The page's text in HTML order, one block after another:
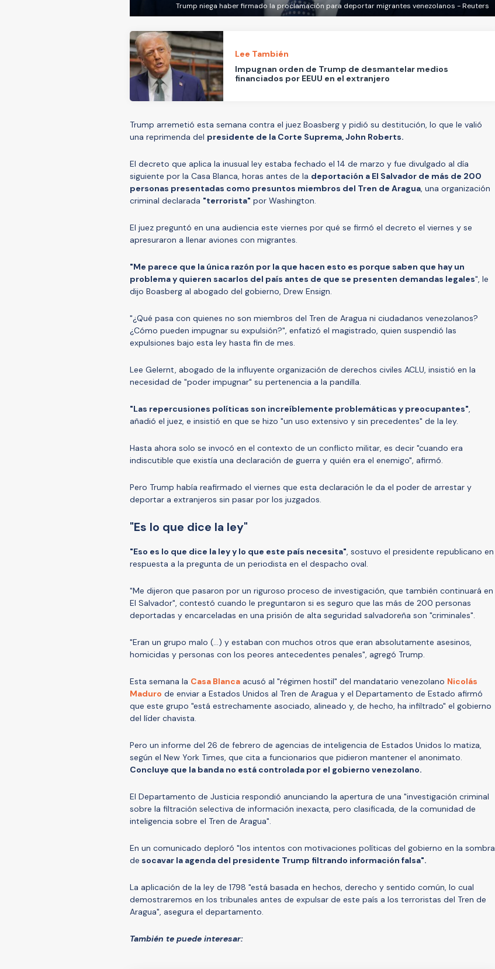
Trump niega haber firmado la proclamación para deportar migrantes venezolanos - Reuters
Lee También
Impugnan orden de Trump de desmantelar medios
financiados por EEUU en el extranjero
Trump arremetió esta semana contra el juez Boasberg y pidió su destitución, lo que le valió
una reprimenda del presidente de la Corte Suprema, John Roberts.
El decreto que aplica la inusual ley estaba fechado el 14 de marzo y fue divulgado al día
siguiente por la Casa Blanca, horas antes de la deportación a El Salvador de más de 200
personas presentadas como presuntos miembros del Tren de Aragua, una organización
criminal declarada "terrorista" por Washington.
El juez preguntó en una audiencia este viernes por qué se firmó el decreto el viernes y se
apresuraron a llenar aviones con migrantes.
"Me parece que la única razón por la que hacen esto es porque saben que hay un
problema y quieren sacarlos del país antes de que se presenten demandas legales", le
dijo Boasberg al abogado del gobierno, Drew Ensign.
"¿Qué pasa con quienes no son miembros del Tren de Aragua ni ciudadanos venezolanos?
¿Cómo pueden impugnar su expulsión?", enfatizó el magistrado, quien suspendió las
expulsiones bajo esta ley hasta fin de mes.
Lee Gelernt, abogado de la influyente organización de derechos civiles ACLU, insistió en la
necesidad de "poder impugnar" su pertenencia a la pandilla.
"Las repercusiones políticas son increíblemente problemáticas y preocupantes",
añadió el juez, e insistió en que se hizo "un uso extensivo y sin precedentes" de la ley.
Hasta ahora solo se invocó en el contexto de un conflicto militar, es decir "cuando era
indiscutible que existía una declaración de guerra y quién era el enemigo", afirmó.
Pero Trump había reafirmado el viernes que esta declaración le da el poder de arrestar y
deportar a extranjeros sin pasar por los juzgados.
"Es lo que dice la ley"
"Eso es lo que dice la ley y lo que este país necesita", sostuvo el presidente republicano en
respuesta a la pregunta de un periodista en el despacho oval.
"Me dijeron que pasaron por un riguroso proceso de investigación, que también continuará en
El Salvador", contestó cuando le preguntaron si es seguro que las más de 200 personas
deportadas y encarceladas en una prisión de alta seguridad salvadoreña son "criminales".
"Eran un grupo malo (...) y estaban con muchos otros que eran absolutamente asesinos,
homicidas y personas con los peores antecedentes penales", agregó Trump.
Esta semana la Casa Blanca acusó al "régimen hostil" del mandatario venezolano Nicolás
Maduro de enviar a Estados Unidos al Tren de Aragua y el Departamento de Estado afirmó
que este grupo "está estrechamente asociado, alineado y, de hecho, ha infiltrado" el gobierno
del líder chavista.
Pero un informe del 26 de febrero de agencias de inteligencia de Estados Unidos lo matiza,
según el New York Times, que cita a funcionarios que pidieron mantener el anonimato.
Concluye que la banda no está controlada por el gobierno venezolano.
El Departamento de Justicia respondió anunciando la apertura de una "investigación criminal
sobre la filtración selectiva de información inexacta, pero clasificada, de la comunidad de
inteligencia sobre el Tren de Aragua".
En un comunicado deploró "los intentos con motivaciones políticas del gobierno en la sombra
de socavar la agenda del presidente Trump filtrando información falsa".
La aplicación de la ley de 1798 "está basada en hechos, derecho y sentido común, lo cual
demostraremos en los tribunales antes de expulsar de este país a los terroristas del Tren de
Aragua", asegura el departamento.
También te puede interesar: